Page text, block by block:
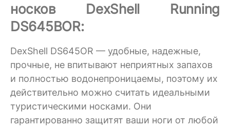
носков DexShell Running
DS645BOR:
DexShell DS645OR — удобные, надежные,
прочные, не впитывают неприятных запахов
и полностью водонепроницаемы, поэтому их
действительно можно считать идеальными
туристическими носками. Они
гарантированно защитят ваши ноги от любой